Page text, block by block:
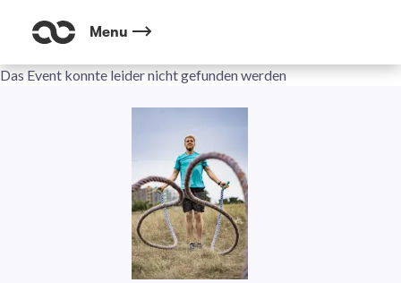
Menu
Das Event konnte leider nicht gefunden werden